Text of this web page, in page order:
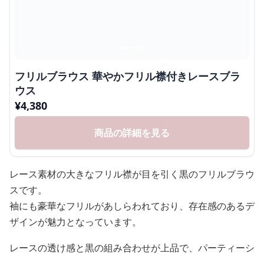
フリルブラウス 華やかフリル襟付きレースブラ
ウス
¥4,380
商品の詳細を見る
レース素材の大きなフリル襟が目を引く黒のフリルブラウ
スです。
袖にも豪華なフリルがあしらわれており、存在感のあるデ
ザインが魅力となっています。
レースの透け感と黒の組み合わせが上品で、パーティーシ